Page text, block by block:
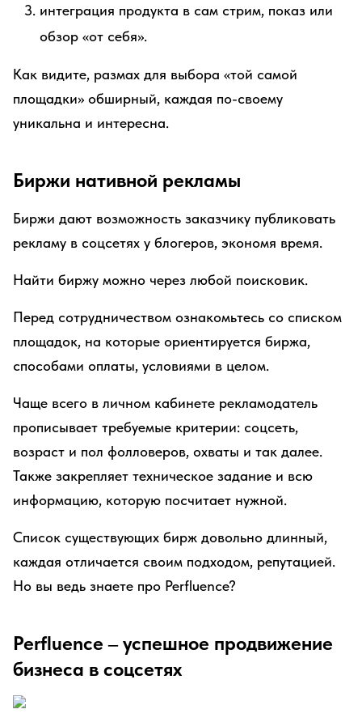
интеграция продукта в сам стрим, показ или
обзор «от себя».
Как видите, размах для выбора «той самой
площадки» обширный, каждая по-своему
уникальна и интересна.
Биржи нативной рекламы
Биржи дают возможность заказчику публиковать
рекламу в соцсетях у блогеров, экономя время.
Найти биржу можно через любой поисковик.
Перед сотрудничеством ознакомьтесь со списком
площадок, на которые ориентируется биржа,
способами оплаты, условиями в целом.
Чаще всего в личном кабинете рекламодатель
прописывает требуемые критерии: соцсеть,
возраст и пол фолловеров, охваты и так далее.
Также закрепляет техническое задание и всю
информацию, которую посчитает нужной.
Список существующих бирж довольно длинный,
каждая отличается своим подходом, репутацией.
Но вы ведь знаете про Perfluence?
Perfluence – успешное продвижение
бизнеса в соцсетях